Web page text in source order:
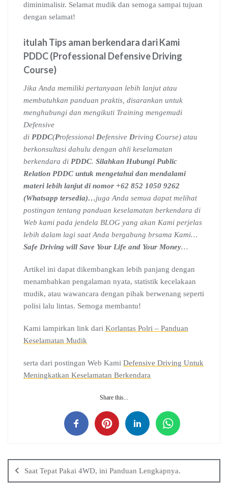
diminimalisir. Selamat mudik dan semoga sampai tujuan
dengan selamat!
itulah Tips aman berkendara dari Kami
PDDC (Professional Defensive Driving
Course)
Jika Anda memiliki pertanyaan lebih lanjut atau
membutuhkan panduan praktis, disarankan untuk
menghubungi dan mengikuti Training mengemudi
Defensive
di PDDC(Professional Defensive Driving Course) atau
berkonsultasi dahulu dengan ahli keselamatan
berkendara di PDDC. Silahkan Hubungi Public
Relation PDDC untuk mengetahui dan mendalami
materi lebih lanjut di nomor +62 852 1050 9262
(Whatsapp tersedia)…juga Anda semua dapat melihat
postingan tentang panduan keselamatan berkendara di
Web kami pada jendela BLOG yang akan Kami perjelas
lebih dalam lagi saat Anda bergabung brsama Kami…
Safe Driving will Save Your Life and Your Money…
Artikel ini dapat dikembangkan lebih panjang dengan
menambahkan pengalaman nyata, statistik kecelakaan
mudik, atau wawancara dengan pihak berwenang seperti
polisi lalu lintas. Semoga membantu!
Kami lampirkan link dari Korlantas Polri – Panduan
Keselamatan Mudik
serta dari postingan Web Kami Defensive Driving Untuk
Meningkatkan Keselamatan Berkendara
Share this...
Saat Tepat Pakai 4WD, ini Panduan Lengkapnya.